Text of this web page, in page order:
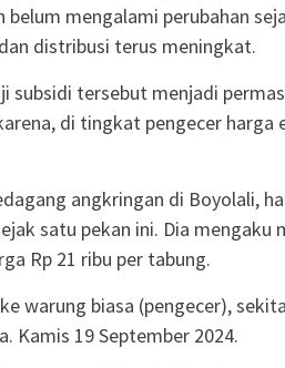
belum mengalami perubahan
distribusi terus meningkat.
subsidi tersebut menjadi
di tingkat pengecer harga
angkringan di Boyolali,
satu pekan ini. Dia mengaku
Rp 21 ribu per tabung.
warung biasa (pengecer),
Kamis 19 September 2024.